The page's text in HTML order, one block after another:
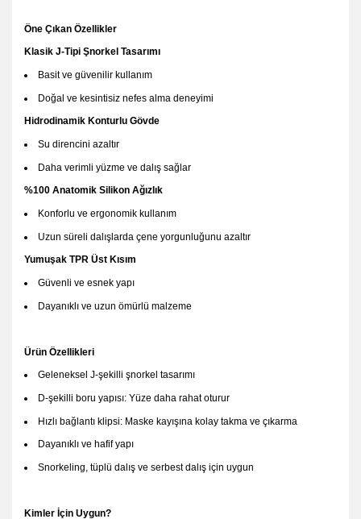
Öne Çıkan Özellikler
Klasik J-Tipi Şnorkel Tasarımı
Basit ve güvenilir kullanım
Doğal ve kesintisiz nefes alma deneyimi
Hidrodinamik Konturlu Gövde
Su direncini azaltır
Daha verimli yüzme ve dalış sağlar
%100 Anatomik Silikon Ağızlık
Konforlu ve ergonomik kullanım
Uzun süreli dalışlarda çene yorgunluğunu azaltır
Yumuşak TPR Üst Kısım
Güvenli ve esnek yapı
Dayanıklı ve uzun ömürlü malzeme
Ürün Özellikleri
Geleneksel J-şekilli şnorkel tasarımı
D-şekilli boru yapısı: Yüze daha rahat oturur
Hızlı bağlantı klipsi: Maske kayışına kolay takma ve çıkarma
Dayanıklı ve hafif yapı
Snorkeling, tüplü dalış ve serbest dalış için uygun
Kimler İçin Uygun?